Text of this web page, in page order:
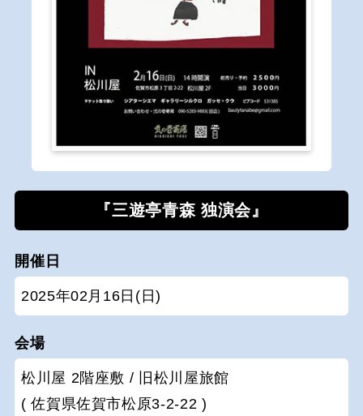
『三遊亭青森 独演会』
開催日
2025年02月16日(日)
会場
松川屋 2階座敷 / 旧松川屋旅館
( 佐賀県佐賀市松原3-2-22 )